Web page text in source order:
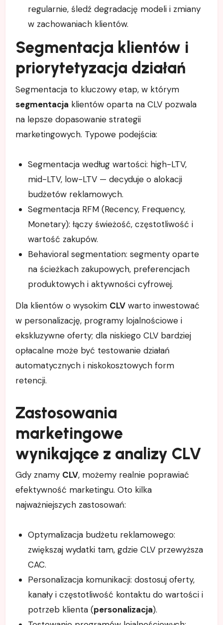
regularnie, śledź degradację modeli i zmiany
w zachowaniach klientów.
Segmentacja klientów i
priorytetyzacja działań
Segmentacja to kluczowy etap, w którym
segmentacja klientów oparta na CLV pozwala
na lepsze dopasowanie strategii
marketingowych. Typowe podejścia:
Segmentacja według wartości: high-LTV,
mid-LTV, low-LTV — decyduje o alokacji
budżetów reklamowych.
Segmentacja RFM (Recency, Frequency,
Monetary): łączy świeżość, częstotliwość i
wartość zakupów.
Behavioral segmentation: segmenty oparte
na ścieżkach zakupowych, preferencjach
produktowych i aktywności cyfrowej.
Dla klientów o wysokim CLVwarto inwestować
w personalizację, programy lojalnościowe i
ekskluzywne oferty; dla niskiego CLV bardziej
opłacalne może być testowanie działań
automatycznych i niskokosztowych form
retencji.
Zastosowania
marketingowe
wynikające z analizy CLV
Gdy znamy CLV, możemy realnie poprawiać
efektywność marketingu. Oto kilka
najważniejszych zastosowań:
Optymalizacja budżetu reklamowego:
zwiększaj wydatki tam, gdzie CLV przewyższa
CAC.
Personalizacja komunikacji: dostosuj oferty,
kanały i częstotliwość kontaktu do wartości i
potrzeb klienta (personalizacja).